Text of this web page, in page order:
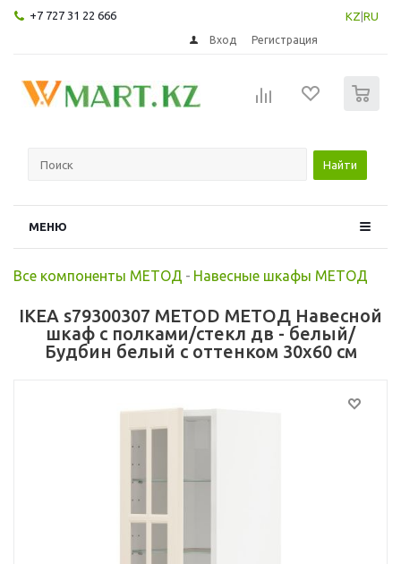
+7 727 31 22 666 KZ RU
Вход Регистрация
Найти
МЕНЮ
Все компоненты МЕТОД - Навесные шкафы МЕТОД
IKEA s79300307 METOD МЕТОД Навесной
шкаф с полками/стекл дв - белый/
Будбин белый с оттенком 30x60 см